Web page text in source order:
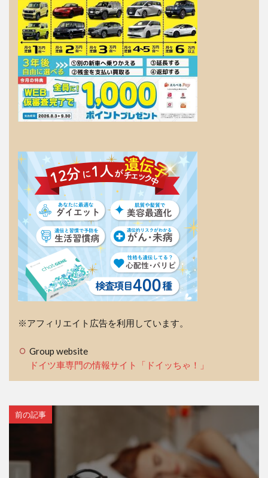
※アフィリエイト広告を利用しています。
Group website
ドイツ車専門の情報サイト「ドイッちゃ！」
前の記事